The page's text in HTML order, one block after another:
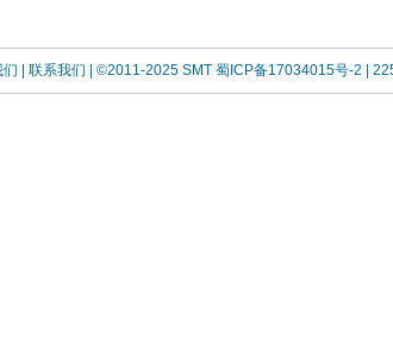
们 | 联系我们 | ©2011-2025 SMT 蜀ICP备17034015号-2 |